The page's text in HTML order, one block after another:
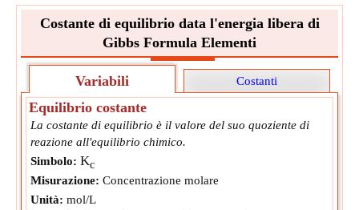
Passo successivo Converti nell'unità di output
K = 0.000723671470887063
Costante di equilibrio data l'energia libera di
Gibbs Formula Elementi
Variabili Costanti
Equilibrio costante
La costante di equilibrio è il valore del suo quoziente di
reazione all'equilibrio chimico.
Simbolo: Kc
Misurazione: Concentrazione molare
Unità: mol/L